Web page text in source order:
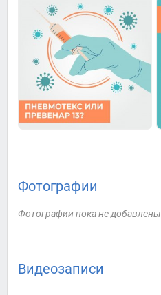
Фотографии
Фотографии пока не добавлены
Видеозаписи